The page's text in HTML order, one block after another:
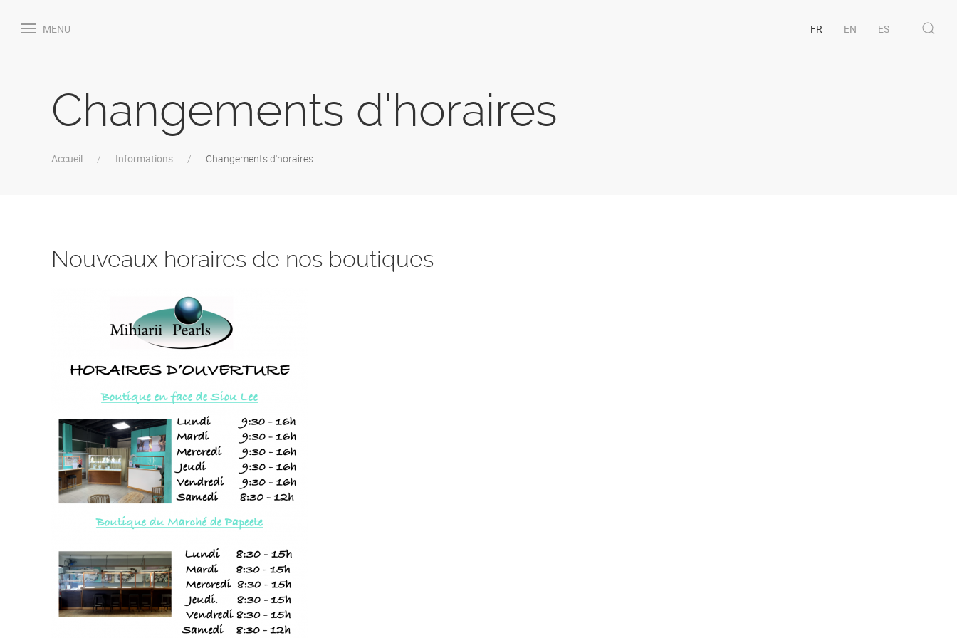
MENU FR EN ES
Changements d'horaires
Accueil Informations Changements d'horaires
Nouveaux horaires de nos boutiques